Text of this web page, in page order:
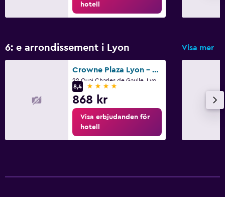
hotell
6: e arrondissement i Lyon Visa mer
Crowne Plaza Lyon - Cite Internationale By IHG
8,4
4 stjärnor
868 kr
Visa erbjudanden för
hotell